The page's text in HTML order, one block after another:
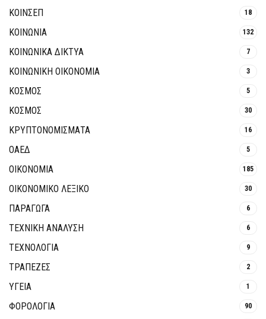
ΚΟΙΝΣΕΠ 18
ΚΟΙΝΩΝΙΑ 132
ΚΟΙΝΩΝΙΚΆ ΔΊΚΤΥΑ 7
ΚΟΙΝΩΝΙΚΉ ΟΙΚΟΝΟΜΊΑ 3
ΚΟΣΜΟΣ 5
ΚΟΣΜΟΣ 30
ΚΡΥΠΤΟΝΟΜΊΣΜΑΤΑ 16
ΟΑΕΔ 5
ΟΙΚΟΝΟΜΙΑ 185
ΟΙΚΟΝΟΜΙΚΟ ΛΕΞΙΚΟ 30
ΠΑΡΑΓΩΓΑ 6
ΤΕΧΝΙΚΗ ΑΝΑΛΥΣΗ 6
ΤΕΧΝΟΛΟΓΙΑ 9
ΤΡΆΠΕΖΕΣ 2
ΥΓΕΙΑ 1
ΦΟΡΟΛΟΓΙΑ 90